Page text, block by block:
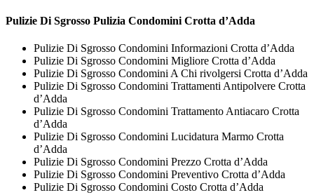
Pulizie Di Sgrosso Pulizia Condomini Crotta d’Adda
Pulizie Di Sgrosso Condomini Informazioni Crotta d’Adda
Pulizie Di Sgrosso Condomini Migliore Crotta d’Adda
Pulizie Di Sgrosso Condomini A Chi rivolgersi Crotta d’Adda
Pulizie Di Sgrosso Condomini Trattamenti Antipolvere Crotta
d’Adda
Pulizie Di Sgrosso Condomini Trattamento Antiacaro Crotta
d’Adda
Pulizie Di Sgrosso Condomini Lucidatura Marmo Crotta
d’Adda
Pulizie Di Sgrosso Condomini Prezzo Crotta d’Adda
Pulizie Di Sgrosso Condomini Preventivo Crotta d’Adda
Pulizie Di Sgrosso Condomini Costo Crotta d’Adda